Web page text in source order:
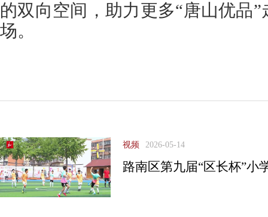
的双向空间，助力更多“唐山优品
场。
视频 2026-05-14
路南区第九届“区长杯”小